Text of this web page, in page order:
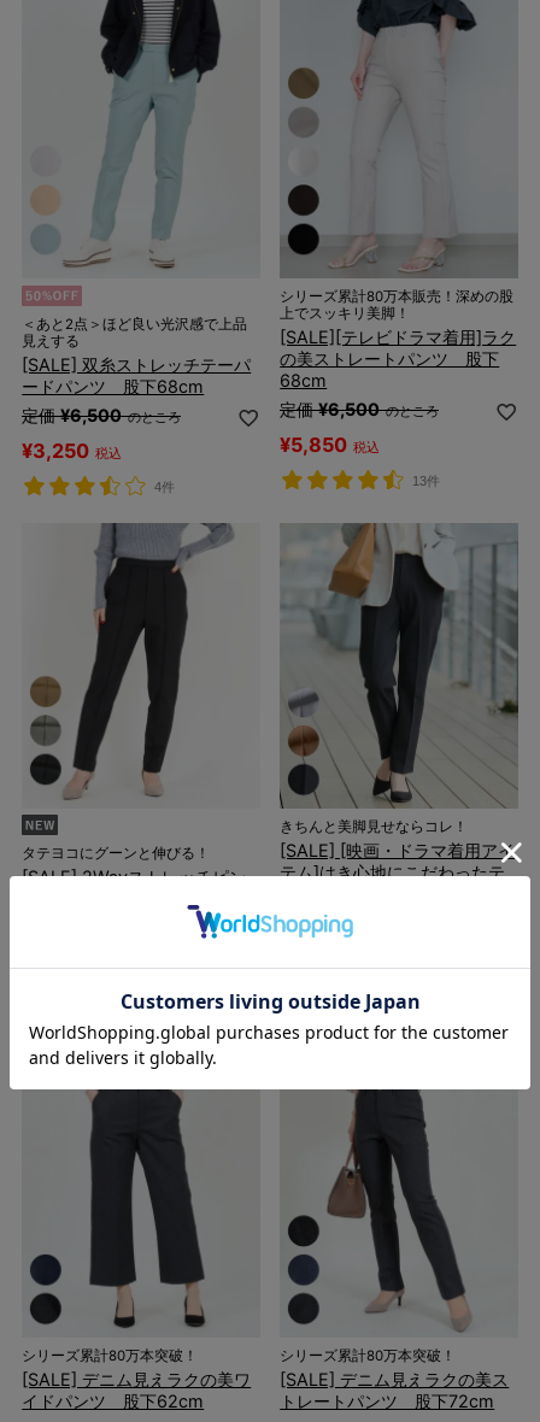
＜あと2点＞ほど良い光沢感で上品
見えする
[SALE] 双糸ストレッチテーパ
ードパンツ 股下68cm
定価 ¥6,500 のところ
¥3,250 税込
4件
シリーズ累計80万本販売！深めの股
上でスッキリ美脚！
[SALE][テレビドラマ着用]ラク
の美ストレートパンツ 股下
68cm
定価 ¥6,500 のところ
¥5,850 税込
13件
タテヨコにグーンと伸びる！
[SALE] 2Wayストレッチピン
きちんと美脚見せならコレ！
[SALE] [映画・ドラマ着用アイ
テム]はき心地にこだわったテ
68cm
定価
8,900
シリーズ累計80万本突破！
[SALE] デニム見えラクの美ワ
イドパンツ 股下62cm
シリーズ累計80万本突破！
[SALE] デニム見えラクの美ス
トレートパンツ 股下72cm